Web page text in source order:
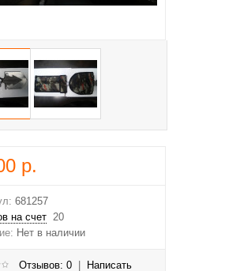
р.
681257
на счет 20
Нет в наличии
Отзывов: 0
Написать